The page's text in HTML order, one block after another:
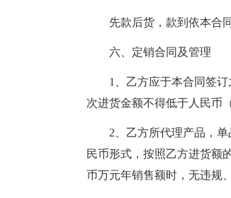
先款后货，款到依本合同
六、定销合同及管理
1、乙方应于本合同签订
次进货金额不得低于人民币
2、乙方所代理产品，单
民币形式，按照乙方进货额
币万元年销售额时，无违规